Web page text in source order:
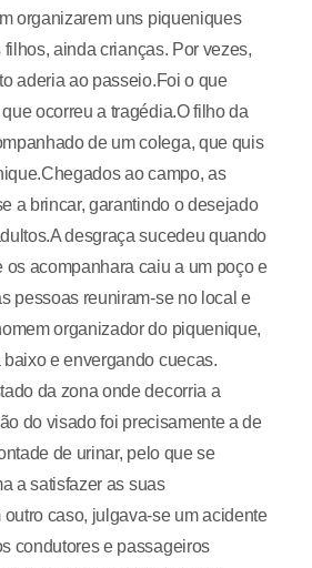
organizarem uns piqueniques
ainda crianças. Por vezes,
aderia ao passeio.Foi o que
ocorreu a tragédia.O filho da
de um colega, que quis
ao campo, as
a brincar, garantindo o desejado
desgraça sucedeu quando
os acompanhara caiu a um poço e
pessoas reuniram-se no local e
organizador do piquenique,
e envergando cuecas.
da zona onde decorria a
do visado foi precisamente a de
de urinar, pelo que se
a satisfazer as suas
caso, julgava-se um acidente
condutores e passageiros